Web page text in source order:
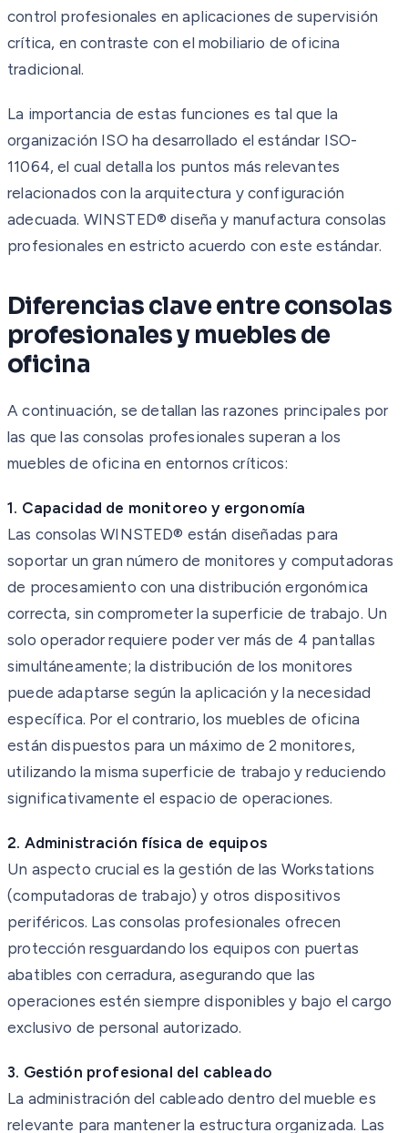
control profesionales en aplicaciones de supervisión
crítica, en contraste con el mobiliario de oficina
tradicional.
La importancia de estas funciones es tal que la
organización ISO ha desarrollado el estándar ISO-
11064, el cual detalla los puntos más relevantes
relacionados con la arquitectura y configuración
adecuada. WINSTED® diseña y manufactura consolas
profesionales en estricto acuerdo con este estándar.
Diferencias clave entre consolas
profesionales y muebles de
oficina
A continuación, se detallan las razones principales por
las que las consolas profesionales superan a los
muebles de oficina en entornos críticos:
1. Capacidad de monitoreo y ergonomía
Las consolas WINSTED® están diseñadas para
soportar un gran número de monitores y computadoras
de procesamiento con una distribución ergonómica
correcta, sin comprometer la superficie de trabajo. Un
solo operador requiere poder ver más de 4 pantallas
simultáneamente; la distribución de los monitores
puede adaptarse según la aplicación y la necesidad
específica. Por el contrario, los muebles de oficina
están dispuestos para un máximo de 2 monitores,
utilizando la misma superficie de trabajo y reduciendo
significativamente el espacio de operaciones.
2. Administración física de equipos
Un aspecto crucial es la gestión de las Workstations
(computadoras de trabajo) y otros dispositivos
periféricos. Las consolas profesionales ofrecen
protección resguardando los equipos con puertas
abatibles con cerradura, asegurando que las
operaciones estén siempre disponibles y bajo el cargo
exclusivo de personal autorizado.
3. Gestión profesional del cableado
La administración del cableado dentro del mueble es
relevante para mantener la estructura organizada. Las